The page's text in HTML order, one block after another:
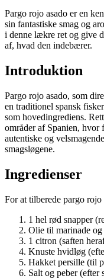
Pargo rojo asado er en
sin fantastiske smag og
i denne lækre ret og give
af, hvad den indebærer.
Introduktion
Pargo rojo asado, som
en traditionel spansk
som hovedingrediens.
områder af Spanien,
autentiske og
smagsløgene.
Ingredienser
For at tilberede pargo
1 hel rød snapper
Olie til marinade og
1 citron (saften
Knuste hvidløg
Hakket persille (til
Salt og peber (efter